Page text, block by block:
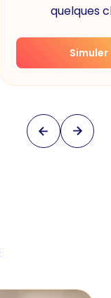
quelques
Simuler